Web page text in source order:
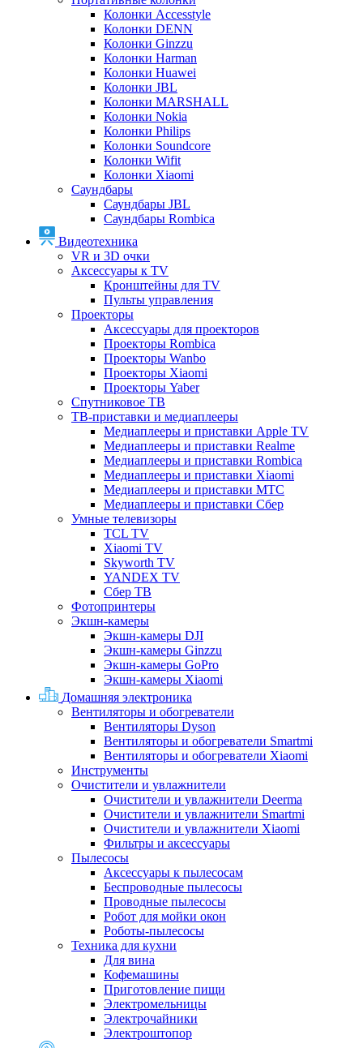
Колонки Accesstyle
Колонки DENN
Колонки Ginzzu
Колонки Harman
Колонки Huawei
Колонки JBL
Колонки MARSHALL
Колонки Nokia
Колонки Philips
Колонки Soundcore
Колонки Wifit
Колонки Xiaomi
Саундбары
Саундбары JBL
Саундбары Rombica
Видеотехника
VR и 3D очки
Аксессуары к TV
Кронштейны для TV
Пульты управления
Проекторы
Аксессуары для проекторов
Проекторы Rombica
Проекторы Wanbo
Проекторы Xiaomi
Проекторы Yaber
Спутниковое ТВ
ТВ-приставки и медиаплееры
Медиаплееры и приставки Apple TV
Медиаплееры и приставки Realme
Медиаплееры и приставки Rombica
Медиаплееры и приставки Xiaomi
Медиаплееры и приставки МТС
Медиаплееры и приставки Сбер
Умные телевизоры
TCL TV
Xiaomi TV
Skyworth TV
YANDEX TV
Сбер ТВ
Фотопринтеры
Экшн-камеры
Экшн-камеры DJI
Экшн-камеры Ginzzu
Экшн-камеры GoPro
Экшн-камеры Xiaomi
Домашняя электроника
Вентиляторы и обогреватели
Вентиляторы Dyson
Вентиляторы и обогреватели Smartmi
Вентиляторы и обогреватели Xiaomi
Инструменты
Очистители и увлажнители
Очистители и увлажнители Deerma
Очистители и увлажнители Smartmi
Очистители и увлажнители Xiaomi
Фильтры и аксессуары
Пылесосы
Аксессуары к пылесосам
Беспроводные пылесосы
Проводные пылесосы
Робот для мойки окон
Роботы-пылесосы
Техника для кухни
Для вина
Кофемашины
Приготовление пищи
Электромельницы
Электрочайники
Электроштопор